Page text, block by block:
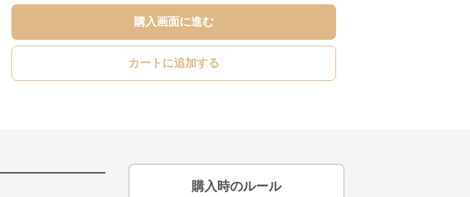
購入画面に進む
カートに追加する
購入時のルール